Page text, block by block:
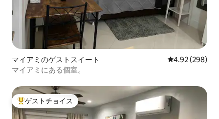
マイアミのゲストスイート レビュー298
4.92 (298)
マイアミにある個室。
大好評のゲストチョイスです。
ゲストチョイス